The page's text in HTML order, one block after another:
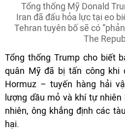
Tổng thống Mỹ Donald
Iran đã đấu hỏa lực tại eo
Tehran tuyên bố sẽ có
The
Tổng thống Trump cho biết
quân Mỹ đã bị tấn công khi
Hormuz – tuyến hàng hải
lượng dầu mỏ và khí tự nhiên
nhiên, ông khẳng định các
hại.